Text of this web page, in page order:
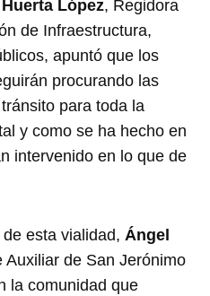
López, Regidora
de Infraestructura,
apuntó que los
procurando las
para toda la
y como se ha hecho en
intervenido en lo que de
de esta vialidad,Ángel
Auxiliar de San Jerónimo
la comunidad que